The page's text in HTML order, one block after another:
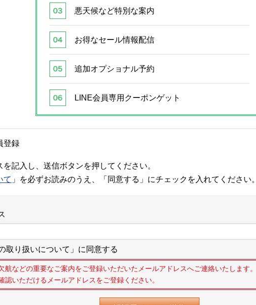
悪天候など特別な案内
お得なセール情報配信
追加オプショナル予約
LINE会員専用クーポンゲット
登録
記入し、送信ボタンを押してください。
て 」を必ずお読みのうえ、「同意する」にチェックを入れてください。
取り扱いについて」に同意する
航などの重要なご案内をご登録いただいたメールアドレスへご連絡いたします。
認いただけるメールアドレスをご登録ください。